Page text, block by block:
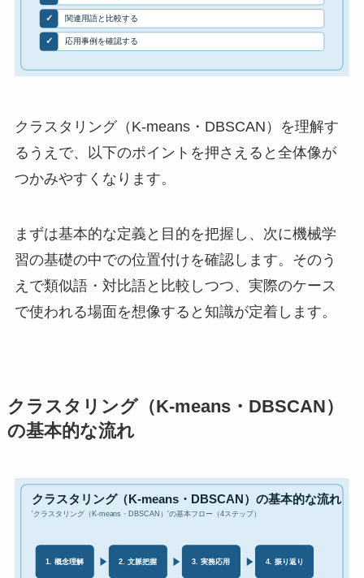
クラスタリング（K-means・DBSCAN）を理解す
るうえで、以下のポイントを押さえると全体像が
つかみやすくなります。
まずは基本的な定義と目的を把握し、次に機械学
習の基礎の中での位置付けを確認します。そのう
えで類似語・対比語と比較しつつ、実際のケース
で使われる場面を想像すると知識が定着します。
クラスタリング（K-means・DBSCAN）
の基本的な流れ